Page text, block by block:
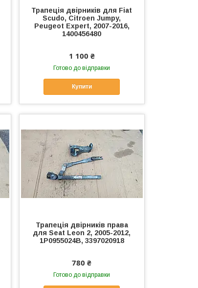
Трапеція двірників для Fiat
Scudo, Citroen Jumpy,
Peugeot Expert, 2007-2016,
1400456480
1 100 ₴
Готово до відправки
Купити
Трапеція двірників права
для Seat Leon 2, 2005-2012,
1P0955024B, 3397020918
780 ₴
Готово до відправки